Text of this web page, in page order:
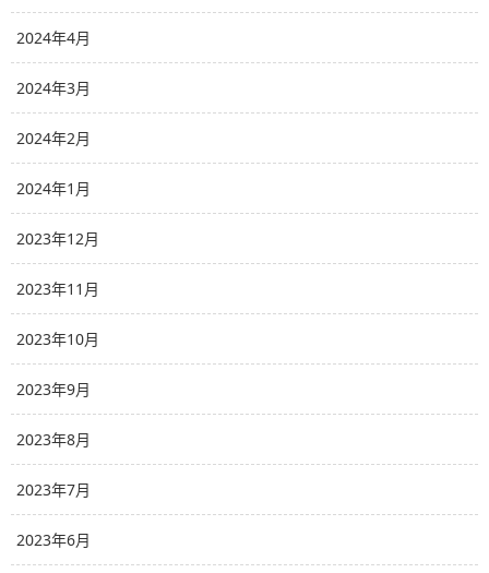
2024年4月
2024年3月
2024年2月
2024年1月
2023年12月
2023年11月
2023年10月
2023年9月
2023年8月
2023年7月
2023年6月